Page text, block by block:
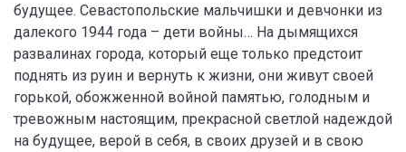
будущее. Севастопольские мальчишки и девчонки из
далекого 1944 года – дети войны… На дымящихся
развалинах города, который еще только предстоит
поднять из руин и вернуть к жизни, они живут своей
горькой, обожженной войной памятью, голодным и
тревожным настоящим, прекрасной светлой надеждой
на будущее, верой в себя, в своих друзей и в свою